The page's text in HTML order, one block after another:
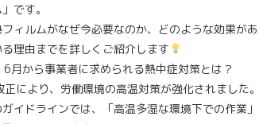
です。
ィルムがなぜ今必要なのか、どのような効果が
理由までを詳しくご紹介します
6月から事業者に求められる熱中症対策とは？
により、労働環境の高温対策が強化されました。
イドラインでは、「高温多湿な環境下での作業